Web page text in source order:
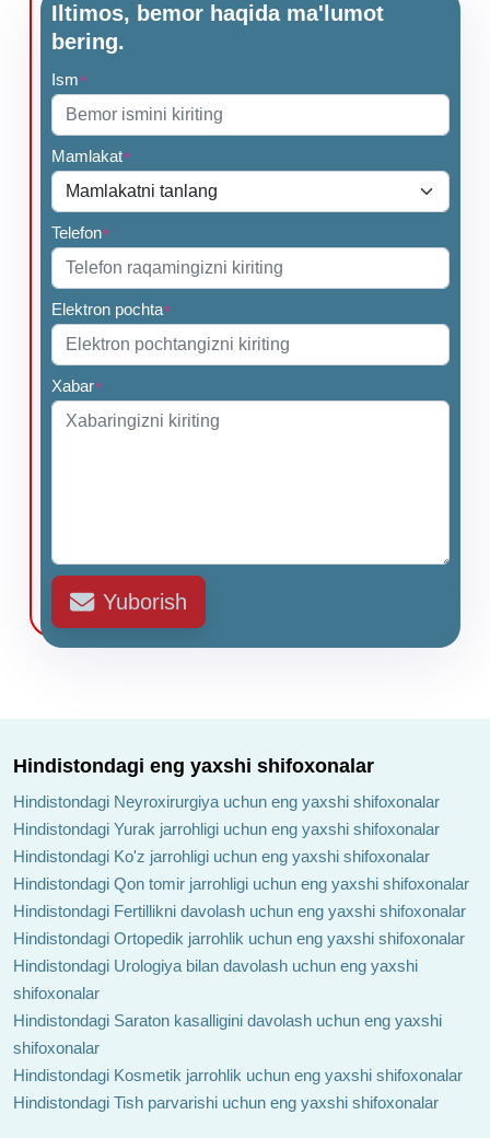
Iltimos, bemor haqida ma'lumot
bering.
Ism*
Mamlakat*
Telefon*
Elektron pochta*
Xabar*
Yuborish
Hindistondagi eng yaxshi shifoxonalar
Hindistondagi Neyroxirurgiya uchun eng yaxshi shifoxonalar
Hindistondagi Yurak jarrohligi uchun eng yaxshi shifoxonalar
Hindistondagi Ko'z jarrohligi uchun eng yaxshi shifoxonalar
Hindistondagi Qon tomir jarrohligi uchun eng yaxshi shifoxonalar
Hindistondagi Fertillikni davolash uchun eng yaxshi shifoxonalar
Hindistondagi Ortopedik jarrohlik uchun eng yaxshi shifoxonalar
Hindistondagi Urologiya bilan davolash uchun eng yaxshi
shifoxonalar
Hindistondagi Saraton kasalligini davolash uchun eng yaxshi
shifoxonalar
Hindistondagi Kosmetik jarrohlik uchun eng yaxshi shifoxonalar
Hindistondagi Tish parvarishi uchun eng yaxshi shifoxonalar